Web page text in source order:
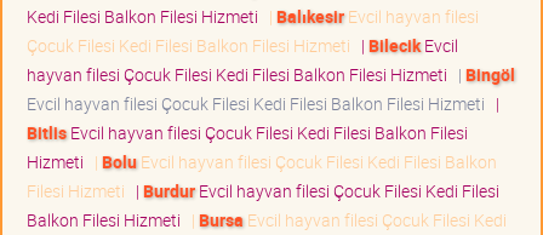
Kedi Filesi Balkon Filesi Hizmeti | BalıkesirEvcil hayvan filesi
Çocuk Filesi Kedi Filesi Balkon Filesi Hizmeti | BilecikEvcil
hayvan filesi Çocuk Filesi Kedi Filesi Balkon Filesi Hizmeti | Bingöl
Evcil hayvan filesi Çocuk Filesi Kedi Filesi Balkon Filesi Hizmeti |
BitlisEvcil hayvan filesi Çocuk Filesi Kedi Filesi Balkon Filesi
Hizmeti | BoluEvcil hayvan filesi Çocuk Filesi Kedi Filesi Balkon
Filesi Hizmeti | BurdurEvcil hayvan filesi Çocuk Filesi Kedi Filesi
Balkon Filesi Hizmeti | Bursa Evcil hayvan filesi Çocuk Filesi Kedi